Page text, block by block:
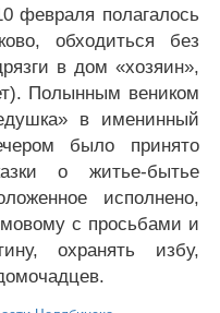
февраля полагалось
обходиться без
в дом «хозяин»,
Полынным веником
в именинный
было принято
о житье-бытье
исполнено,
с просьбами и
охранять избу,